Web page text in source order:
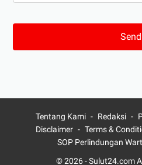
Tentang Kami Redaksi
Disclaimer
Terms &
SOP Perlindungan
© 2026 -Sulut24.com